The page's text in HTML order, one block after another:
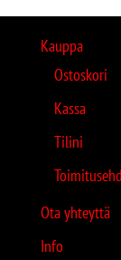
Kauppa
Ostoskori
Kassa
Tilini
Ota yhteyttä
Info